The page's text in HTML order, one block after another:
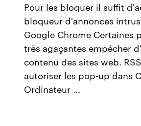
Pour les bloquer il suffit
bloqueur d'annonces
Google Chrome Certaines
très agaçantes empêcher
contenu des sites web.
autoriser les pop-up dans
Ordinateur ...